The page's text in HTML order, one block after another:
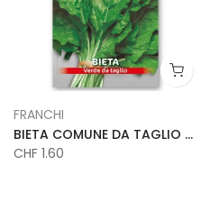
FRANCHI
BIETA COMUNE DA TAGLIO VX
CHF 1.60